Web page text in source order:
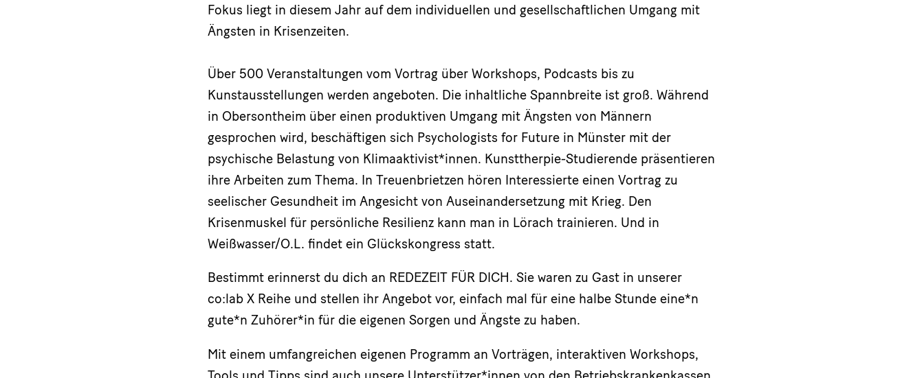
Fokus liegt in diesem Jahr auf dem individuellen und gesellschaftlichen Umgang mit
Ängsten in Krisenzeiten.
Über 500 Veranstaltungen vom Vortrag über Workshops, Podcasts bis zu
Kunstausstellungen werden angeboten. Die inhaltliche Spannbreite ist groß. Während
in Obersontheim über einen produktiven Umgang mit Ängsten von Männern
gesprochen wird, beschäftigen sich Psychologists for Future in Münster mit der
psychische Belastung von Klimaaktivist*innen. Kunsttherpie-Studierende präsentieren
ihre Arbeiten zum Thema. In Treuenbrietzen hören Interessierte einen Vortrag zu
seelischer Gesundheit im Angesicht von Auseinandersetzung mit Krieg. Den
Krisenmuskel für persönliche Resilienz kann man in Lörach trainieren. Und in
Weißwasser/O.L. findet ein Glückskongress statt.
Bestimmt erinnerst du dich an REDEZEIT FÜR DICH. Sie waren zu Gast in unserer
co:lab X Reihe und stellen ihr Angebot vor, einfach mal für eine halbe Stunde eine*n
gute*n Zuhörer*in für die eigenen Sorgen und Ängste zu haben.
Mit einem umfangreichen eigenen Programm an Vorträgen, interaktiven Workshops,